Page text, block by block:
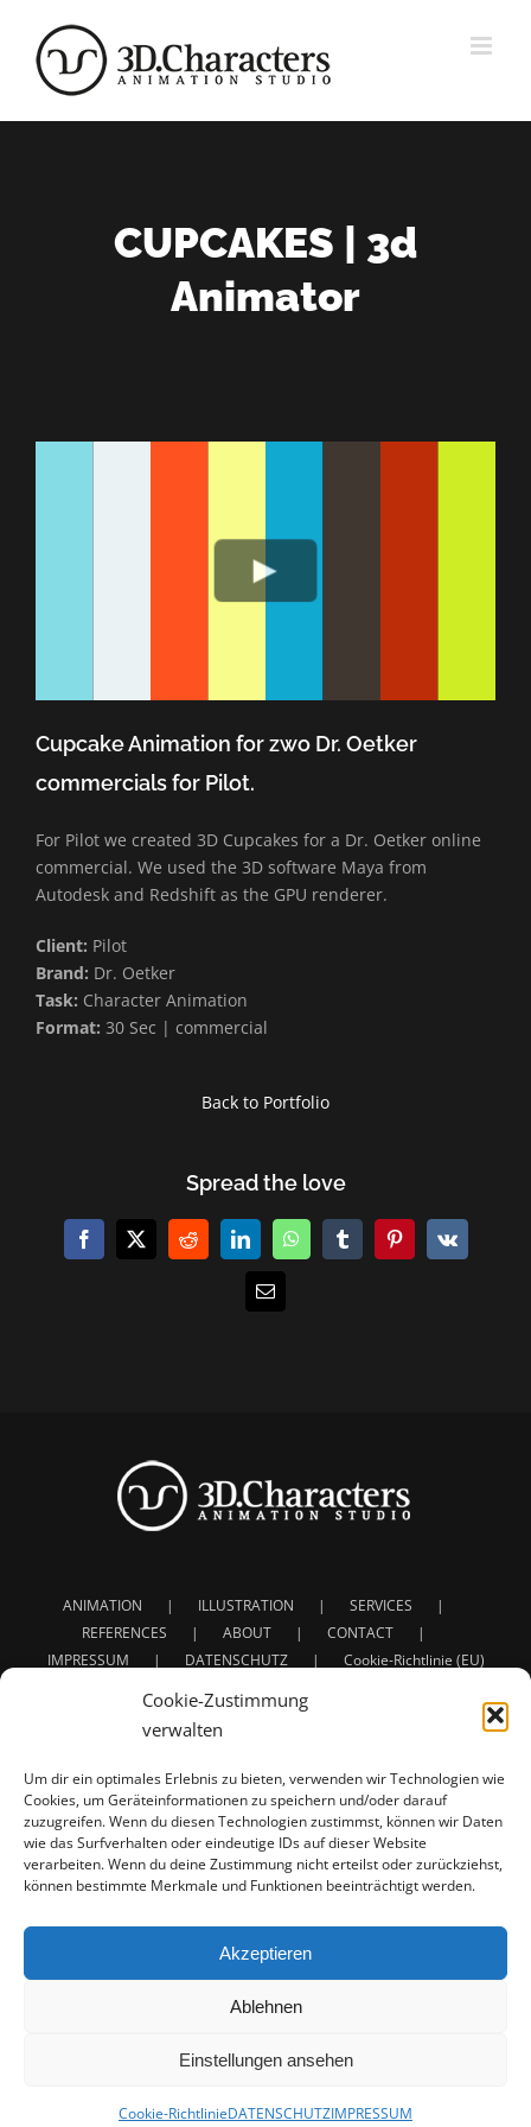
Cookie-Zustimmung
verwalten
Um dir ein optimales Erlebnis zu bieten, verwenden wir Technologien wie
Cookies, um Geräteinformationen zu speichern und/oder darauf
zuzugreifen. Wenn du diesen Technologien zustimmst, können wir Daten
wie das Surfverhalten oder eindeutige IDs auf dieser Website
verarbeiten. Wenn du deine Zustimmung nicht erteilst oder zurückziehst,
können bestimmte Merkmale und Funktionen beeinträchtigt werden.
Akzeptieren
Ablehnen
Einstellungen ansehen
Cookie-RichtlinieDATENSCHUTZIMPRESSUM
Inhalt
springen
CUPCAKES | 3d
Animator
Cupcake Animation for zwo Dr. Oetker
commercials for Pilot.
For Pilot we created 3D Cupcakes for a Dr. Oetker online
commercial. We used the 3D software Maya from
Autodesk and Redshift as the GPU renderer.
Client: Pilot
Brand: Dr. Oetker
Task: Character Animation
Format: 30 Sec | commercial
Back to Portfolio
Spread the love
Facebook
X RedditLinkedInWhatsAppTumblrPinterest
Vk
E-
ANIMATION ILLUSTRATION
SERVICES
REFERENCES
ABOUT
CONTACT
IMPRESSUM
DATENSCHUTZ Cookie-Richtlinie (EU)
Service: 3D Animation | Character Animation | Creature
Animation
Full project developement for: Concept - Design - Rigging
- Animation - Texturing - Lighting - Shading - Rendering
For Commercials - Film - Presentations - Illustrations |
Werbung - Film - Präsentationen - Illustrationen
© Copyright 2018 -2026 | 3DCharacters | All Rights Reserved